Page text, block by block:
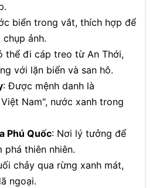
biển trong vắt, thích hợp để
ảnh.
thể đi cáp treo từ An Thới,
với lặn biển và san hô.
: Được mệnh danh là
Nam", nước xanh trong
Phú Quốc: Nơi lý tưởng để
phá thiên nhiên.
chảy qua rừng xanh mát,
ngoại.